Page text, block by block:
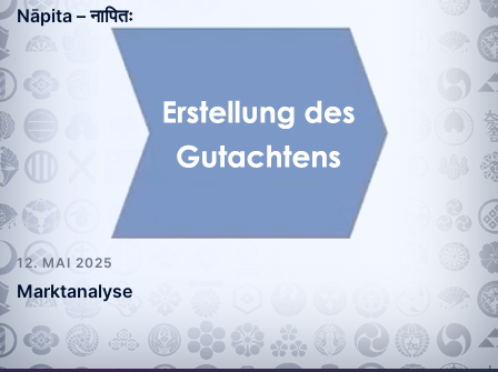
Nāpita – नापितः
12. MAI 2025
Marktanalyse